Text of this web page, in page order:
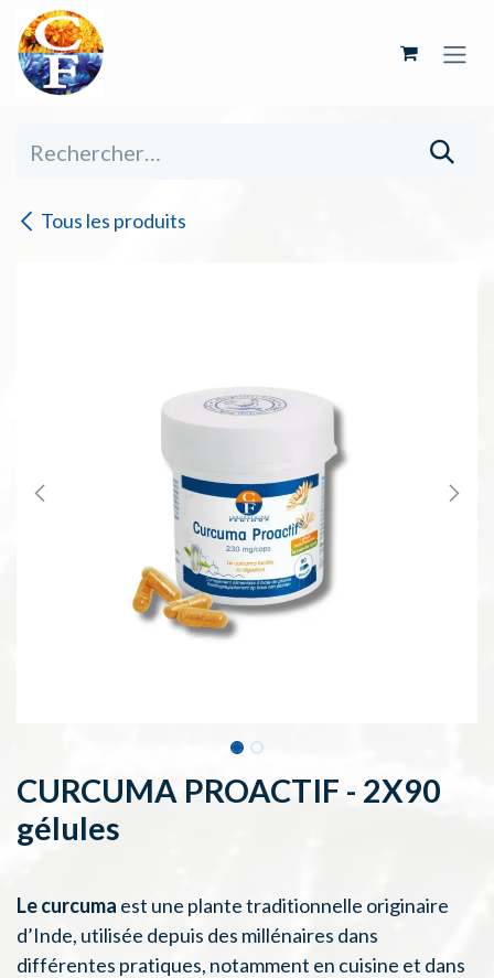
Se rendre au contenu
Tous les produits
CURCUMA PROACTIF - 2X90
gélules
Le curcuma est une plante traditionnelle originaire
d’Inde, utilisée depuis des millénaires dans
différentes pratiques, notamment en cuisine et dans